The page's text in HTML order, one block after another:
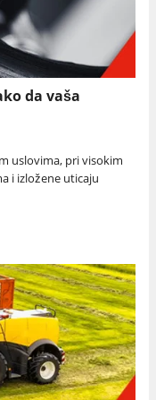
da vaša
uslovima, pri visokim
i izložene uticaju